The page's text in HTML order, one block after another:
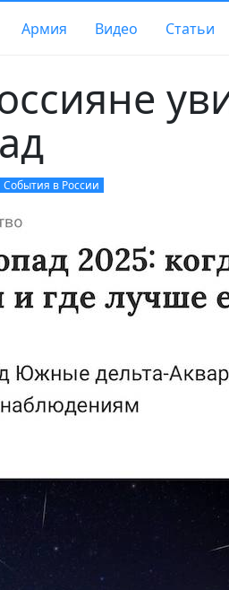
Армия Видео Статьи
События в России